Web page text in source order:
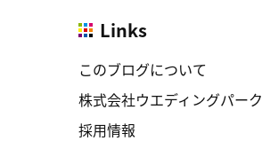
Links
このブログについて
株式会社ウエディングパーク
採用情報